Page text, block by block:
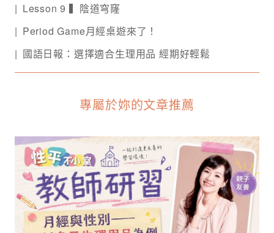
Lesson 9 ▍陰道穹窿
Period Game月經桌遊來了！
國語日報：選擇適合生理用品 經期好輕鬆
專屬於妳的文章推薦